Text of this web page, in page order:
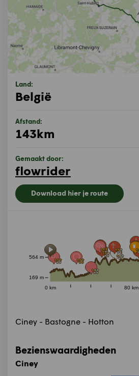
0 km 80 km
169 m
564 m
Ciney - Bastogne - Hotton
Bezienswaardigheden
Ciney
Land:
België
Afstand:
143km
Gemaakt door:
flowrider
Download hier je route